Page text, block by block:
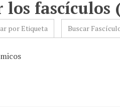
los fascículos
por Etiqueta Buscar